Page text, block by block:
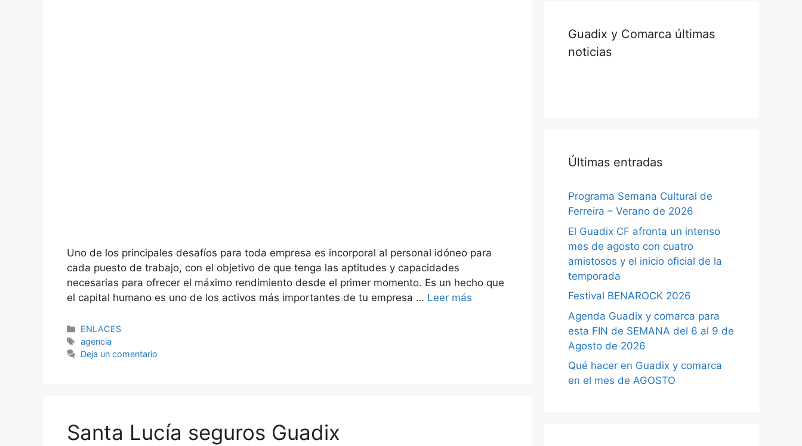
Uno de los principales desafíos para toda empresa es incorporal al personal idóneo para
cada puesto de trabajo, con el objetivo de que tenga las aptitudes y capacidades
necesarias para ofrecer el máximo rendimiento desde el primer momento. Es un hecho que
el capital humano es uno de los activos más importantes de tu empresa … Leer más
Categorías
ENLACES
Etiquetas
agencia
Deja un comentario
Santa Lucía seguros Guadix
Guadix y Comarca últimas
noticias
Últimas entradas
Programa Semana Cultural de
Ferreira – Verano de 2026
El Guadix CF afronta un intenso
mes de agosto con cuatro
amistosos y el inicio oficial de la
temporada
Festival BENAROCK 2026
Agenda Guadix y comarca para
esta FIN de SEMANA del 6 al 9 de
Agosto de 2026
Qué hacer en Guadix y comarca
en el mes de AGOSTO